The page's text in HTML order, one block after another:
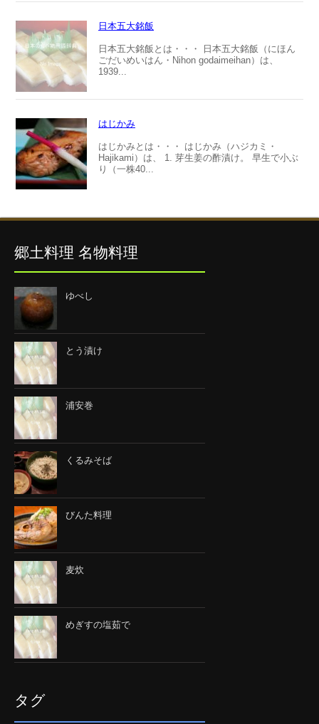
日本五大銘飯
日本五大銘飯とは・・・ 日本五大銘飯（にほん
ごだいめいはん・Nihon godaimeihan）は、
1939...
はじかみ
はじかみとは・・・ はじかみ（ハジカミ・
Hajikami）は、 1. 芽生姜の酢漬け。 早生で小ぶ
り（一株40...
郷土料理 名物料理
ゆべし
とう漬け
浦安巻
くるみそば
びんた料理
麦炊
めぎすの塩茹で
タグ